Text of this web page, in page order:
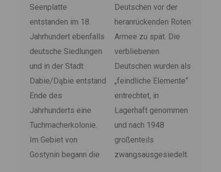
Seenplatte
entstanden im 18.
Jahrhundert ebenfalls
deutsche Siedlungen
und in der Stadt
Dabie/Dąbie entstand
Ende des
Jahrhunderts eine
Tuchmacherkolonie.
Im Gebiet von
Gostynin begann die
Deutschen vor der
heranrückenden Roten
Armee zu spät. Die
verbliebenen
Deutschen wurden als
„feindliche Elemente“
entrechtet, in
Lagerhaft genommen
und nach 1948
großenteils
zwangsausgesiedelt.